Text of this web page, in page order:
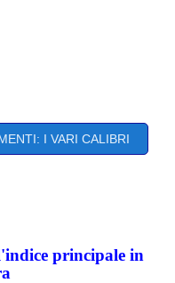
I VARI CALIBRI
principale in